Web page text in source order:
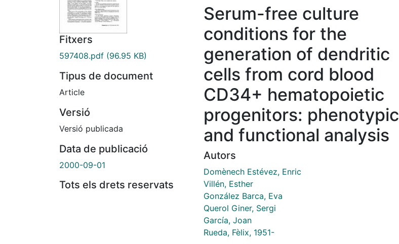
Fitxers
597408.pdf (96.95 KB)
Tipus de document
Article
Versió
Versió publicada
Data de publicació
2000-09-01
Tots els drets reservats
Serum-free culture
conditions for the
generation of dendritic
cells from cord blood
CD34+ hematopoietic
progenitors: phenotypic
and functional analysis
Autors
Domènech Estévez, Enric
Villén, Esther
González Barca, Eva
Querol Giner, Sergi
García, Joan
Rueda, Fèlix, 1951-